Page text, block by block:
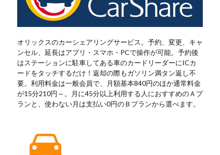
オリックスのカーシェアリングサービス。予約、変更、キャ
ンセル、延長はアプリ・スマホ・PCで操作が可能。予約後
はステーションに駐車してある車のカードリーダーにICカ
ードをタッチするだけ！返却の際もガソリン満タン返し不
要。利用料金は一般会員で、月額基本840円のほか通常料金
が15分210円～。月に45分以上利用する人におすすめのＡプ
ランと、使わない月は支払い0円のＢプランから選べます。